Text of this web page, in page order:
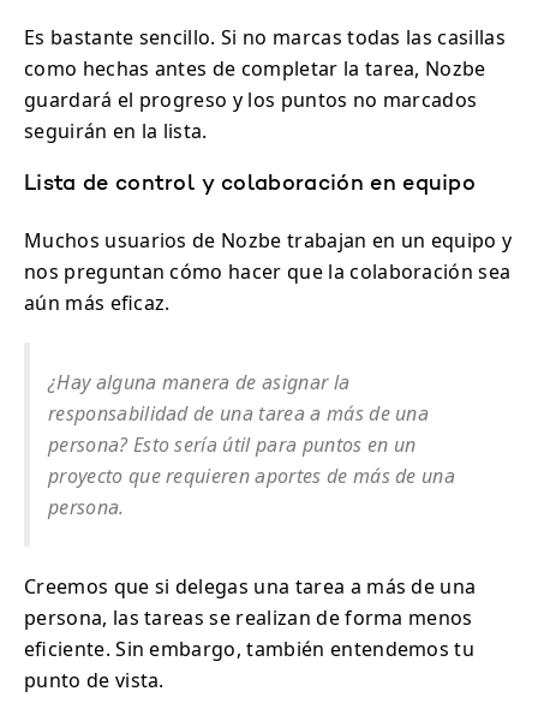
Es bastante sencillo. Si no marcas todas las casillas
como hechas antes de completar la tarea, Nozbe
guardará el progreso y los puntos no marcados
seguirán en la lista.
Lista de control y colaboración en equipo
Muchos usuarios de Nozbe trabajan en un equipo y
nos preguntan cómo hacer que la colaboración sea
aún más eficaz.
¿Hay alguna manera de asignar la
responsabilidad de una tarea a más de una
persona? Esto sería útil para puntos en un
proyecto que requieren aportes de más de una
persona.
Creemos que si delegas una tarea a más de una
persona, las tareas se realizan de forma menos
eficiente. Sin embargo, también entendemos tu
punto de vista.